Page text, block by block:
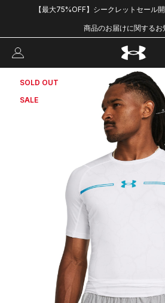
【最大75%OFF】シークレットセール
商品のお届けに関するお
SOLD OUT
SALE